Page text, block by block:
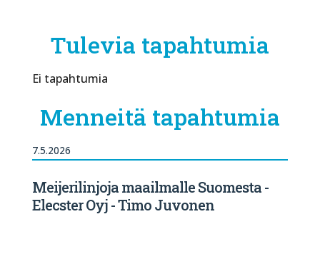
Tulevia tapahtumia
Ei tapahtumia
Menneitä tapahtumia
7.5.2026
Meijerilinjoja maailmalle Suomesta -
Elecster Oyj - Timo Juvonen